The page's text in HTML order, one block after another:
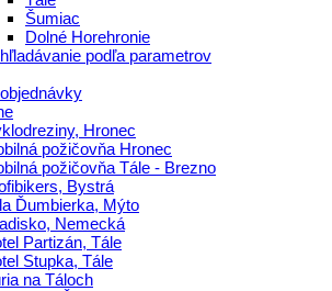
Šumiac
Dolné Horehronie
podľa parametrov
Hronec
požičovňa Hronec
požičovňa Tále - Brezno
Bystrá
Ďumbierka, Mýto
Nemecká
Partizán, Tále
Stupka, Tále
na Táloch